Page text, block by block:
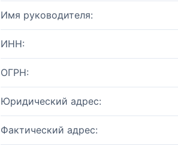
Имя руководителя:
ИНН:
ОГРН:
Юридический адрес:
Фактический адрес: